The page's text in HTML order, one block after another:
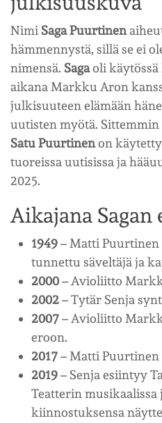
Nimi Saga Puurtinen
hämmennystä, sillä se ei
nimensä. Sagaoli käytössä
aikana Markku Aron
julkisuuteen elämään
uutisten myötä.
Satu Puurtinenon
tuoreissa uutisissa ja
2025.
Aikajana Sagan
1949– Matti
tunnettu säveltäjä ja
2000– Avioliitto
2002– Tytär Senja
2007– Avioliitto
eroon.
2017– Matti Puurtinen
2019– Senja esiintyy
Teatterin musikaalissa
kiinnostuksensa